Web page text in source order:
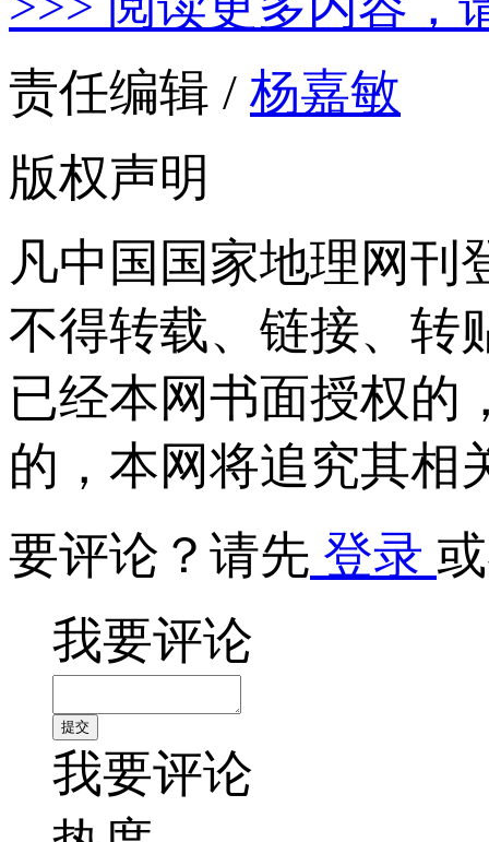
责任编辑 / 杨嘉敏
版权声明
凡中国国家地理网刊
不得转载、链接、转
已经本网书面授权的
的，本网将追究其相
要评论？请先 登录
我要评论
我要评论